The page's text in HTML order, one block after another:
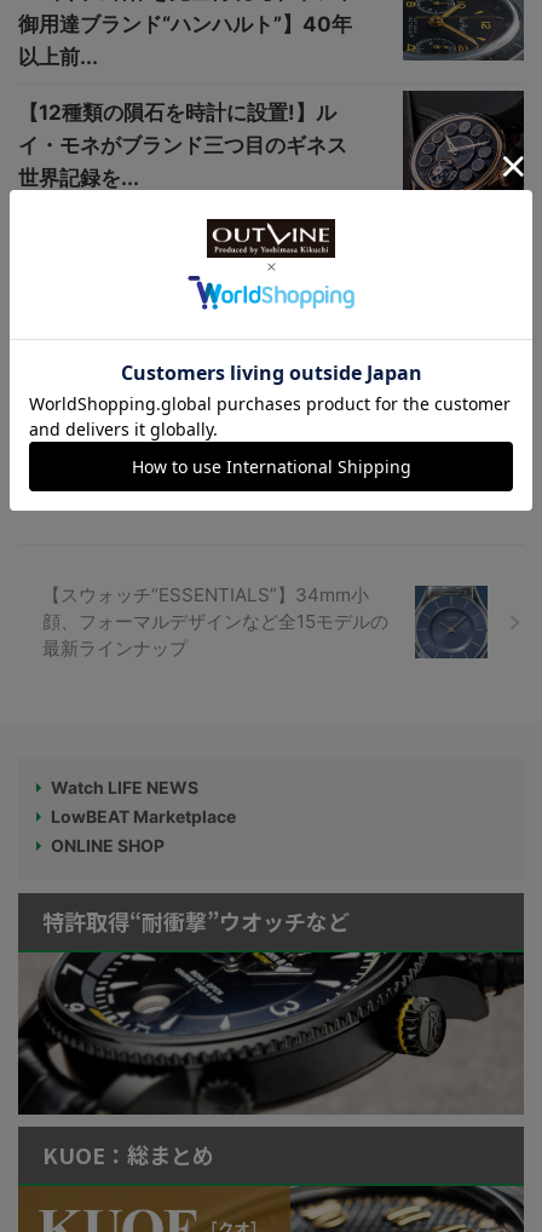
御用達ブランド“ハンハルト”】40年
以上前...
【12種類の隕石を時計に設置!】ル
イ・モネがブランド三つ目のギネス
世界記録を...
【大人にも似合う高級仕様】5万円オ
ーバーのG-SHOCK人気ランキング
2年ぶりに調べた。定価との差が最も少な
いモデルとは？ 価格差トップ14｜菊地吉
正の【ロレックス通信 No.265】
【スウォッチ“ESSENTIALS”】34mm小
顔、フォーマルデザインなど全15モデルの
最新ラインナップ
Watch LIFE NEWS
LowBEAT Marketplace
ONLINE SHOP
特許取得“耐衝撃”ウオッチなど
KUOE：総まとめ